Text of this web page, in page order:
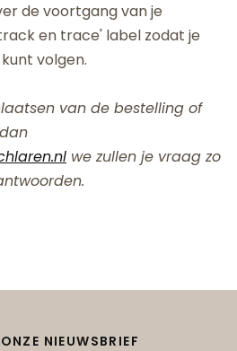
de voortgang van je
en trace' label zodat je
volgen.
van de bestelling of
we zullen je vraag zo
NIEUWSBRIEF